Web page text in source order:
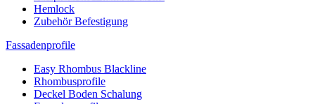
Hemlock
Zubehör Befestigung
Fassadenprofile
Easy Rhombus Blackline
Rhombusprofile
Deckel Boden Schalung